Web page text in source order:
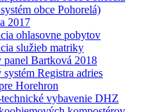
obce Pohorelá)
2017
ohlasovne pobytov
služieb matriky
panel Bartková 2018
Registra adries
Horehron
vybavenie DHZ